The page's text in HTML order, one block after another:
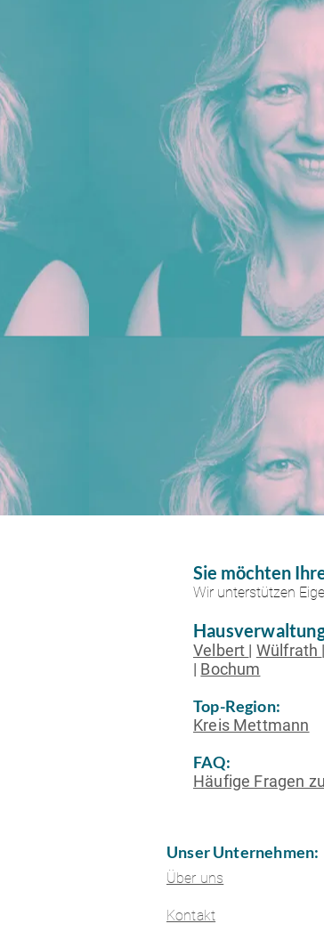
Sie möchten
Wir unterstützen
Velbert | Wülfrath |
| Bochum
Top-Region:
Kreis Mettmann
FAQ:
Häufige Fragen
Unser Unternehmen:
Über uns
Kontakt